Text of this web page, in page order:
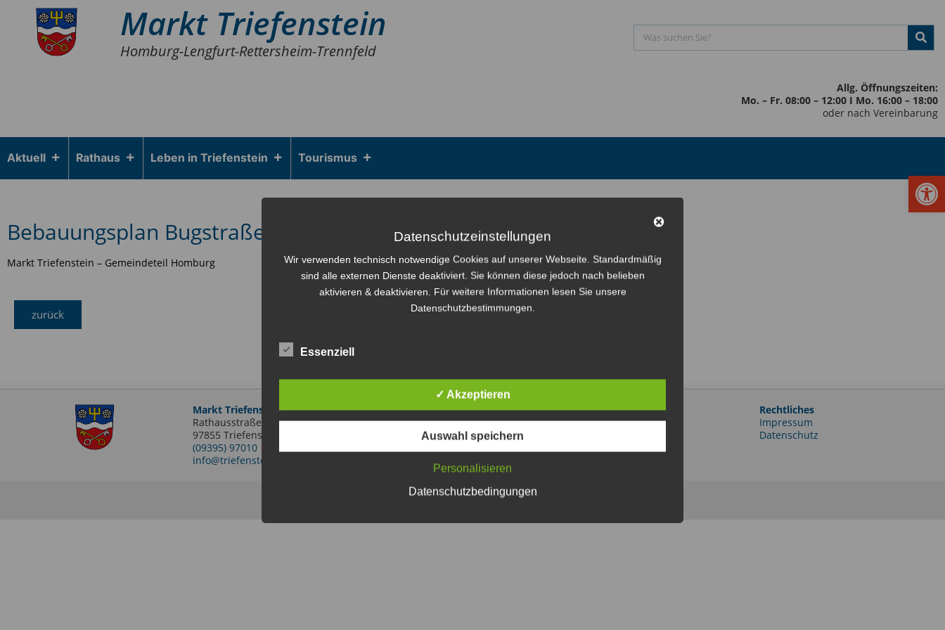
Markt Triefenstein
Homburg-Lengfurt-Rettersheim-Trennfeld
Allg. Öffnungszeiten:
Mo. – Fr. 08:00 – 12:00 I Mo. 16:00 – 18:00
oder nach Vereinbarung
Aktuell Rathaus Leben in Triefenstein Tourismus
Bebauungsplan Bugstraße
Markt Triefenstein – Gemeindeteil Homburg
zurück
Markt Triefenstein
Rathausstraße 2
97855 Triefenstein OT Lengfurt
(09395) 97010
info@triefenstein.bayern.de
Tourist-Information
Friedrich-Ebert-Str. 38
97855 Triefenstein OT Lengfurt
oeffentlichkeitsarbeit@triefenstein.bayern.de
Service
Bürgerservice-Portal
Rechtliches
Impressum
Datenschutz
Copyright 2026 Markt Triefenstein
Datenschutzeinstellungen
Wir verwenden technisch notwendige Cookies auf unserer Webseite. Standardmäßig
sind alle externen Dienste deaktiviert. Sie können diese jedoch nach belieben
aktivieren & deaktivieren. Für weitere Informationen lesen Sie unsere
Datenschutzbestimmungen.
Essenziell
✓ Akzeptieren
Auswahl speichern
Personalisieren
Datenschutzbedingungen